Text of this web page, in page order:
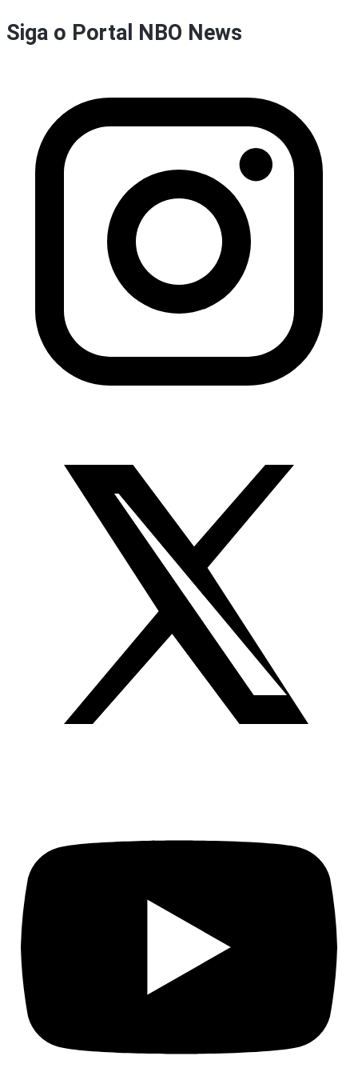
Siga o Portal NBO News